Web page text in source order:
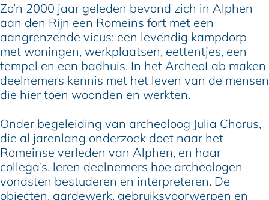
Zo’n 2000 jaar geleden bevond zich in Alphen
aan den Rijn een Romeins fort met een
aangrenzende vicus: een levendig kampdorp
met woningen, werkplaatsen, eettentjes, een
tempel en een badhuis. In het ArcheoLab maken
deelnemers kennis met het leven van de mensen
die hier toen woonden en werkten.
Onder begeleiding van archeoloog Julia Chorus,
die al jarenlang onderzoek doet naar het
Romeinse verleden van Alphen, en haar
collega’s, leren deelnemers hoe archeologen
vondsten bestuderen en interpreteren. De
objecten, aardewerk, gebruiksvoorwerpen en